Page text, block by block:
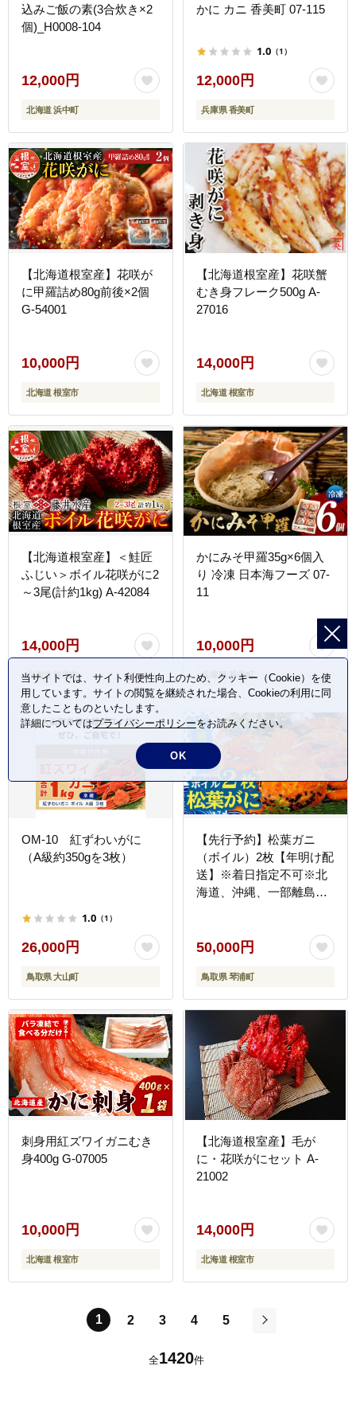
込みご飯の素(3合炊き×2
個)_H0008-104
12,000円
北海道 浜中町
かに カニ 香美町 07-115
1.0 （1）
12,000円
兵庫県 香美町
【北海道根室産】花咲が
に甲羅詰め80g前後×2個
G-54001
10,000円
北海道 根室市
【北海道根室産】花咲蟹
むき身フレーク500g A-
27016
14,000円
北海道 根室市
【北海道根室産】＜鮭匠
ふじい＞ボイル花咲がに2
～3尾(計約1kg) A-42084
14,000円
北海道 根室市
かにみそ甲羅35g×6個入
り 冷凍 日本海フーズ 07-
11
10,000円
兵庫県 香美町
OM-10 紅ずわいがに
（A級約350gを3枚）
1.0 （1）
26,000円
鳥取県 大山町
【先行予約】松葉ガニ
（ボイル）2枚【年明け配
送】※着日指定不可※北
海道、沖縄、一部離島へ
体》
50,000円
鳥取県 琴浦町
刺身用紅ズワイガニむき
身400g G-07005
10,000円
北海道 根室市
【北海道根室産】毛が
に・花咲がにセット A-
21002
14,000円
北海道 根室市
1 2 3 4
5
全1420件
当サイトでは、サイト利便性向上のため、クッキー（Cookie）を使
用しています。サイトの閲覧を継続された場合、Cookieの利用に同
意したことものといたします。
詳細についてはプライバシーポリシーをお読みください。
OK